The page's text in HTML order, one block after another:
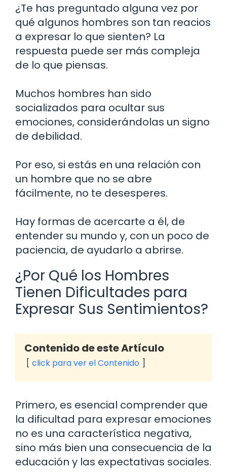
¿Te has preguntado alguna vez por
qué algunos hombres son tan reacios
a expresar lo que sienten? La
respuesta puede ser más compleja
de lo que piensas.
Muchos hombres han sido
socializados para ocultar sus
emociones, considerándolas un signo
de debilidad.
Por eso, si estás en una relación con
un hombre que no se abre
fácilmente, no te desesperes.
Hay formas de acercarte a él, de
entender su mundo y, con un poco de
paciencia, de ayudarlo a abrirse.
¿Por Qué los Hombres
Tienen Dificultades para
Expresar Sus Sentimientos?
Contenido de este Artículo
click para ver el Contenido
Primero, es esencial comprender que
la dificultad para expresar emociones
no es una característica negativa,
sino más bien una consecuencia de la
educación y las expectativas sociales.